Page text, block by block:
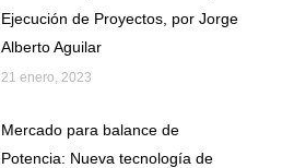
Ejecución de Proyectos, por Jorge
Alberto Aguilar
21 enero, 2023
Mercado para balance de
Potencia: Nueva tecnología de